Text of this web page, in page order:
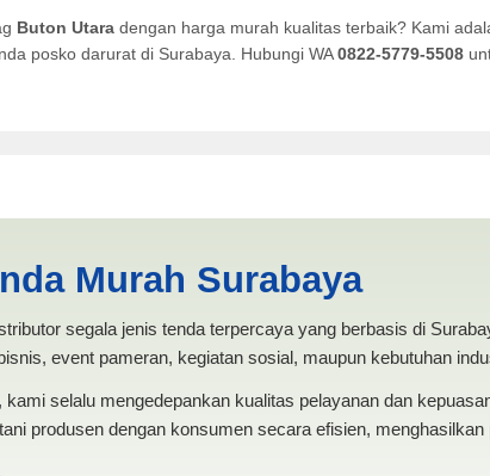
Buton Utaradengan harga murah kualitas terbaik? Kami
posko darurat di Surabaya. Hubungi WA0822-5779-5508
Murah Surabaya
segala jenis tenda terpercaya yang berbasis di
event pameran, kegiatan sosial, maupun kebutuhan
selalu mengedepankan kualitas pelayanan dan
produsen dengan konsumen secara efisien,